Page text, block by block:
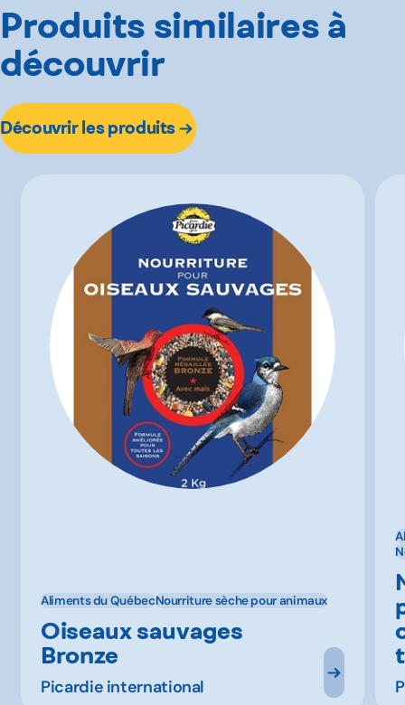
Produits similaires à
découvrir
Découvrir les produits
Aliments du QuébecNourriture sèche pour animaux
Oiseaux sauvages
Bronze
Picardie international